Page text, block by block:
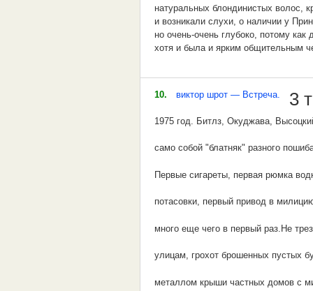
Рядом с жидом — не житьё, а
Жида приютить — волка в хлев
С жидом кашу варить — себя
С жидом водиться, что в крапиве
Льстив жид в бедности, изверг при
Там, где жиды, всегда жди беды.
Где хата жида, там всей деревне
Нету роз без шипов, нету бед без
натуральных блондинистых волос,
и возникали слухи, о наличии у
но очень-очень глубоко, потому
хотя и была и ярким общительным
Фландия вообще была областью
10. виктор шрот — Встреча. 3
1975 год. Битлз, Окуджава,
само собой "блатняк" разного
Первые сигареты, первая рюмка
потасовки, первый привод в
много еще чего в первый раз.Не
улицам, грохот брошенных пустых
металлом крыши частных домов с